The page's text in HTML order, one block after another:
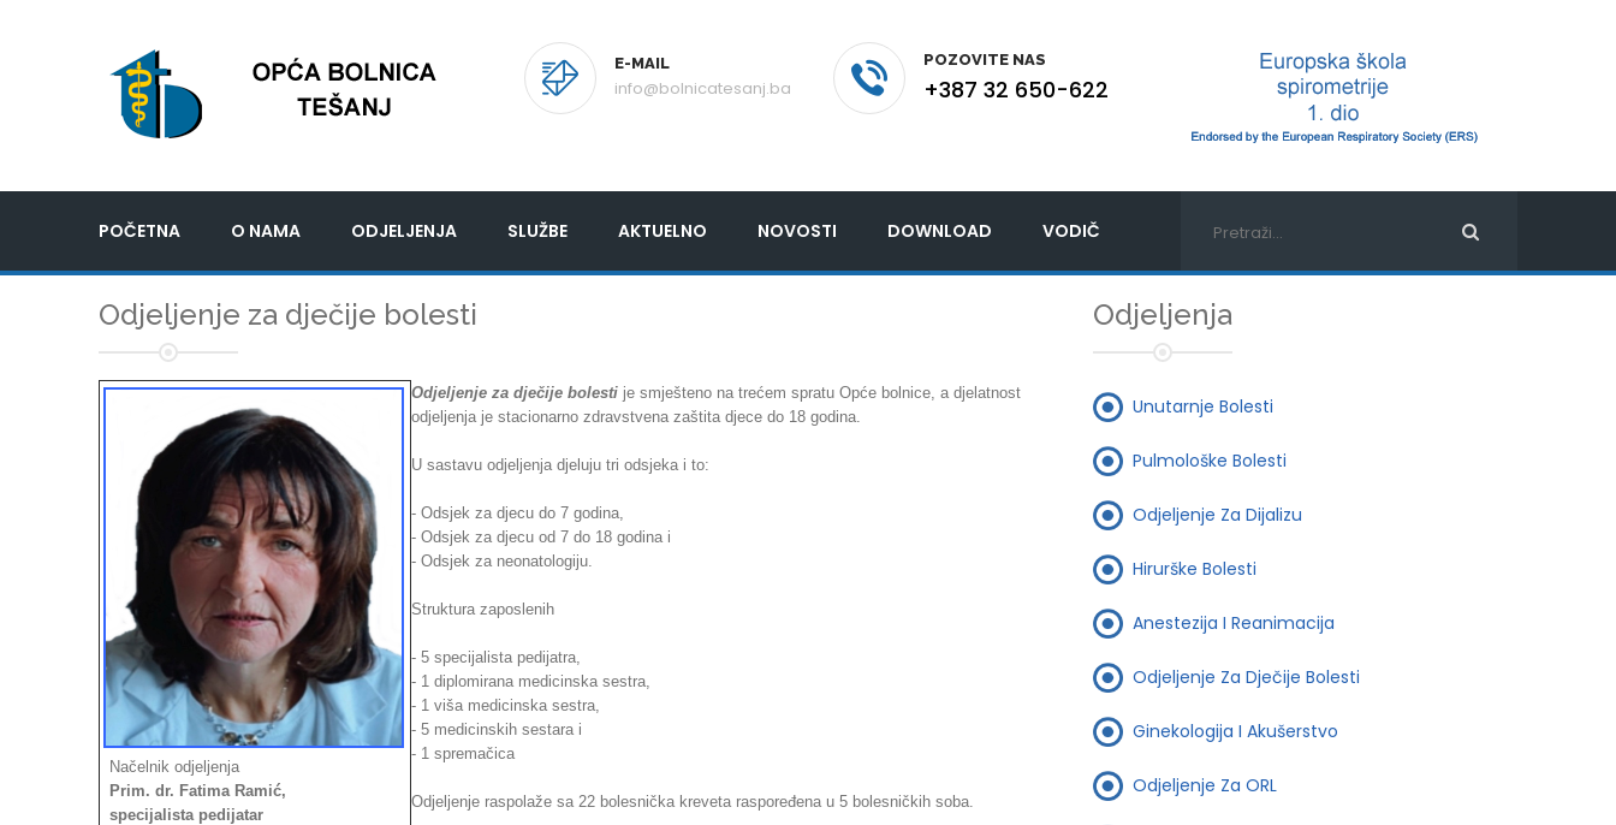
E-MAIL
info@bolnicatesanj.ba
POZOVITE NAS
+387 32 650-622
POČETNA O NAMA ODJELJENJA SLUŽBE AKTUELNO NOVOSTI DOWNLOAD VODIČ
Odjeljenje za dječije bolesti
Načelnik odjeljenja
Prim. dr. Fatima Ramić,
specijalista pedijatar
Odjeljenje za dječije bolesti je smješteno na trećem spratu Opće bolnice, a djelatnost
odjeljenja je stacionarno zdravstvena zaštita djece do 18 godina.
U sastavu odjeljenja djeluju tri odsjeka i to:
- Odsjek za djecu do 7 godina,
- Odsjek za djecu od 7 do 18 godina i
- Odsjek za neonatologiju.
Struktura zaposlenih
- 5 specijalista pedijatra,
- 1 diplomirana medicinska sestra,
- 1 viša medicinska sestra,
- 5 medicinskih sestara i
- 1 spremačica
Odjeljenje raspolaže sa 22 bolesnička kreveta raspoređena u 5 bolesničkih soba.
Odjeljenja
Unutarnje Bolesti
Pulmološke Bolesti
Odjeljenje Za Dijalizu
Hirurške Bolesti
Anestezija I Reanimacija
Odjeljenje Za Dječije Bolesti
Ginekologija I Akušerstvo
Odjeljenje Za ORL